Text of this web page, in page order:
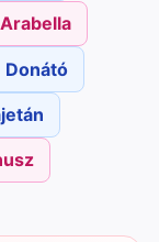
Arabella
Donátó